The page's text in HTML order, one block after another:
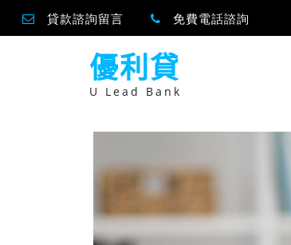
貸款諮詢留言 免費電話諮詢
優利貸
U Lead Bank